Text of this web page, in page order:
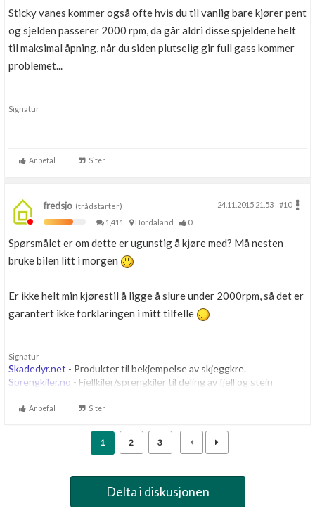
Sticky vanes kommer også ofte hvis du til vanlig bare kjører pent
og sjelden passerer 2000 rpm, da går aldri disse spjeldene helt
til maksimal åpning, når du siden plutselig gir full gass kommer
problemet...
Signatur
Anbefal Siter
fredsjo (trådstarter) 24.11.2015 21.53
#10
1,411
Hordaland 0
Spørsmålet er om dette er ugunstig å kjøre med? Må nesten
bruke bilen litt i morgen
Er ikke helt min kjørestil å ligge å slure under 2000rpm, så det er
garantert ikke forklaringen i mitt tilfelle
Signatur
Skadedyr.net - Produkter til bekjempelse av skjeggkre.
Sprengkiler.no - Fjellkiler/sprengkiler til deling av fjell og stein
Anbefal Siter
1 2 3
Delta i diskusjonen